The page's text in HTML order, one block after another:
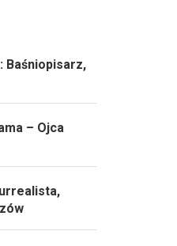
Baśniopisarz,
– Ojca